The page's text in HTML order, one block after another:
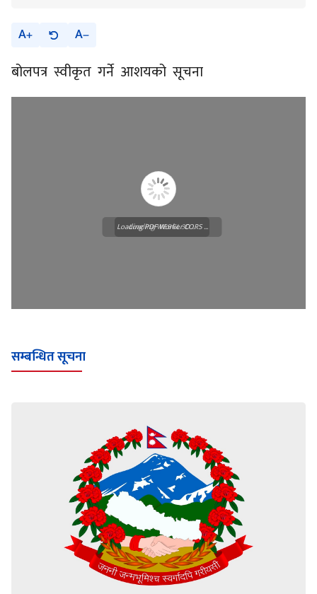
बोलपत्र स्वीकृत गर्ने आशयको सूचना
Loading WEBGL 3D ...
Loading PDF Worker CORS ...
सम्बन्धित सूचना